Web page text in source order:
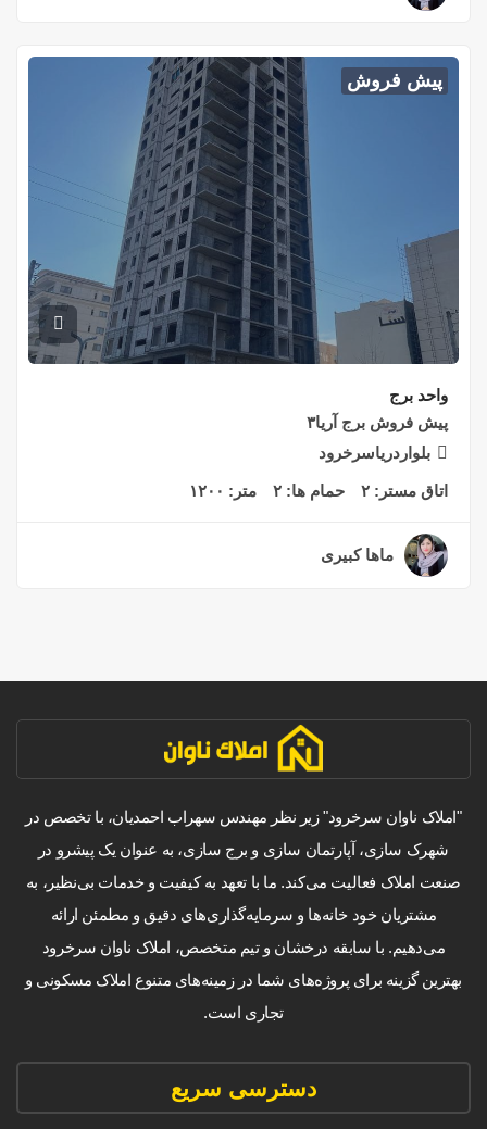
پیش فروش
واحد برج
پیش فروش برج آریا۳
بلواردریاسرخرود
اتاق مستر: ۲ حمام ها: ۲ متر: ۱۲۰۰
ماها کبیری
"املاک ناوان سرخرود" زیر نظر مهندس سهراب احمدیان، با تخصص در
شهرک سازی، آپارتمان سازی و برج سازی، به عنوان یک پیشرو در
صنعت املاک فعالیت می‌کند. ما با تعهد به کیفیت و خدمات بی‌نظیر، به
مشتریان خود خانه‌ها و سرمایه‌گذاری‌های دقیق و مطمئن ارائه
می‌دهیم. با سابقه درخشان و تیم متخصص، املاک ناوان سرخرود
بهترین گزینه برای پروژه‌های شما در زمینه‌های متنوع املاک مسکونی و
تجاری است.
دسترسی سریع